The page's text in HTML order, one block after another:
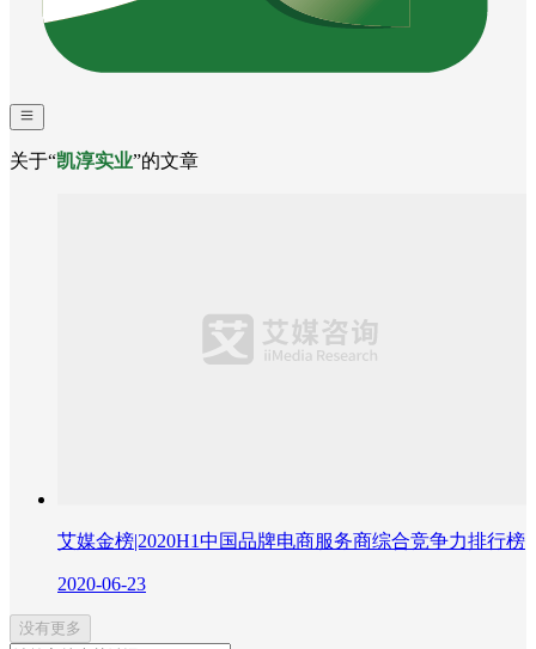
关于“凯淳实业”的文章
艾媒金榜|2020H1中国品牌电商服务商综合竞争力排行榜
2020-06-23
没有更多